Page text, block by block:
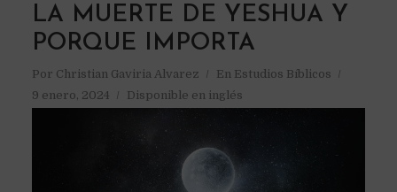
LA MUERTE DE YESHUA Y
PORQUE IMPORTA
Por Christian Gaviria Alvarez En Estudios Bíblicos
9 enero, 2024
Disponible en inglés